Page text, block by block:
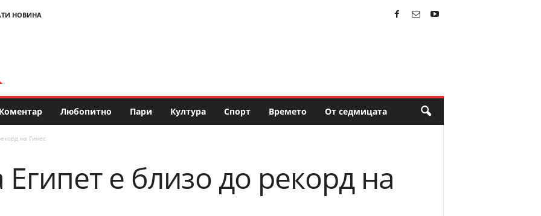
НОВИНА
Коментар Любопитно Пари Култура Спорт Времето От седмицата
на Гинес
Египет е близо до рекорд на